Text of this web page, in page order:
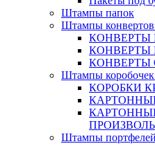
Штампы папок
Штампы конвертов
КОНВЕРТЫ
КОНВЕРТЫ
КОНВЕРТЫ
Штампы коробочек
КОРОБКИ
Штампы портфелей